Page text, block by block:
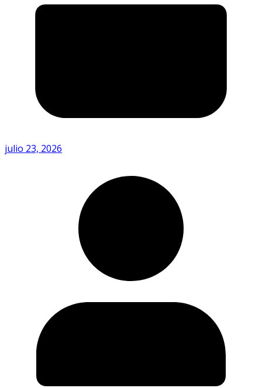
julio 23, 2026